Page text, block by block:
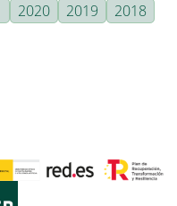
2020 2019
2018